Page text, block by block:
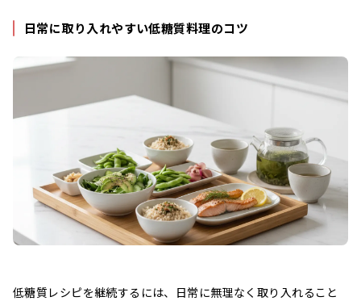
日常に取り入れやすい低糖質料理のコツ
低糖質レシピを継続するには、日常に無理なく取り入れること